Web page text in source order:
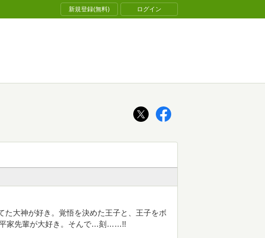
新規登録(無料) ログイン
た大神が好き。覚悟を決めた王子と、王子をボ
平家先輩が大好き。そんで…刻……!!